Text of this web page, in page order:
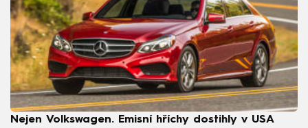
Nejen Volkswagen. Emisní hříchy dostihly v USA